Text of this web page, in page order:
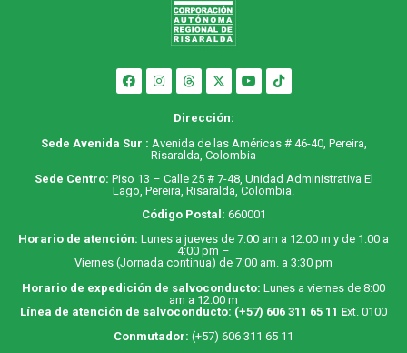
Dirección:
Sede Avenida Sur : Avenida de las Américas # 46-40, Pereira,
Risaralda, Colombia
Sede Centro: Piso 13 – Calle 25 # 7-48, Unidad Administrativa El
Lago, Pereira, Risaralda, Colombia.
Código Postal: 660001
Horario de atención: Lunes a jueves de 7:00 am a 12:00 m y de 1:00 a
4:00 pm –
Viernes (Jornada continua) de 7:00 am. a 3:30 pm
Horario de expedición de salvoconducto: Lunes a viernes de 8:00
am a 12:00 m
Línea de atención de salvoconducto: (+57) 606 311 65 11 Ext. 0100
Conmutador: (+57) 606 311 65 11